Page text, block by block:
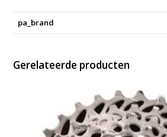
pa_brand
Gerelateerde producten